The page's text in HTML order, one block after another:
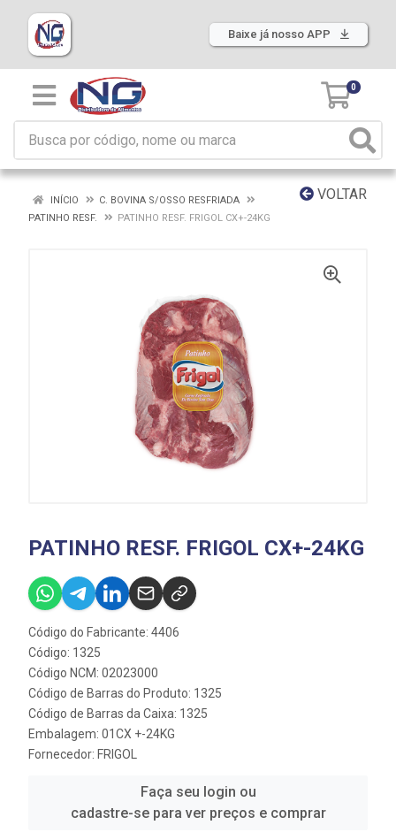
Baixe já nosso APP
0
VOLTAR
INÍCIO
C. BOVINA S/OSSO RESFRIADA
PATINHO RESF.
PATINHO RESF. FRIGOL CX+-24KG
PATINHO RESF. FRIGOL CX+-24KG
Código do Fabricante: 4406
Código: 1325
Código NCM: 02023000
Código de Barras do Produto: 1325
Código de Barras da Caixa: 1325
Embalagem: 01CX +-24KG
Fornecedor: FRIGOL
Faça seu login ou
cadastre-se para ver preços e comprar